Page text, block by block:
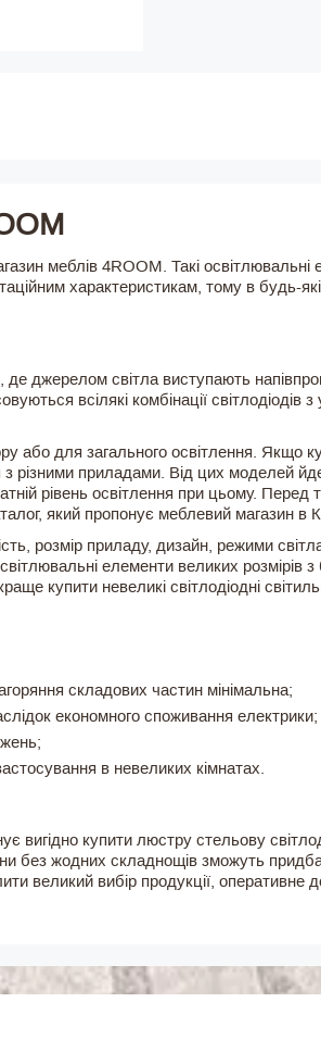
меблів 4ROOM. Такі освітлювальні
характеристикам, тому в будь-
джерелом світла виступають
всілякі комбінації світлодіодів
або для загального освітлення. Якщо
з різними приладами. Від цих моделей
рівень освітлення при цьому. Перед
який пропонує меблевий магазин в
розмір приладу, дизайн, режими
елементи великих розмірів з
купити невеликі світлодіодні
складових частин мінімальна;
економного споживання електрики;
в невеликих кімнатах.
вигідно купити люстру стельову
без жодних складнощів зможуть
великий вибір продукції, оперативне